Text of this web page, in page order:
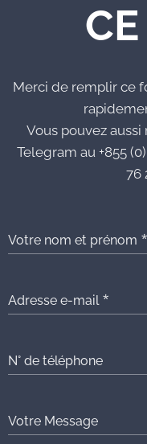
Merci de remplir ce
Vous pouvez
Telegram au +855
76
Votre nom et prénom
Adresse e-mail
N° de téléphone
Votre Message